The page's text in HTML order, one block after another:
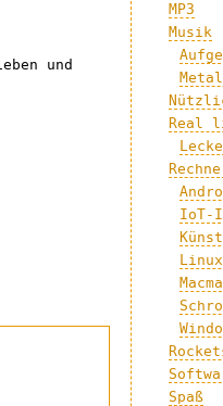
und
MP3
Musik
Real
IoT-
Spaß